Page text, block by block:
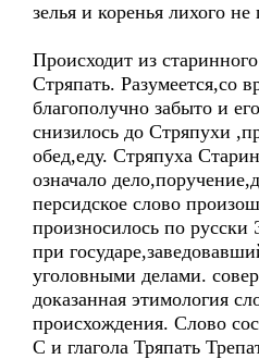
зелья и коренья лихого
Происходит из старинного
Стряпать. Разумеется,со
благополучно забыто и
снизилось до Стряпухи
обед,еду. Стряпуха
означало
персидское слово
произносилось по
при
уголовными делами.
доказанная этимология
происхождения. Слово
С и глагола Тряпать